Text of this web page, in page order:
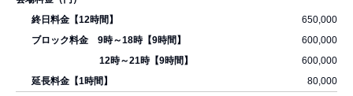
650,000
600,000
600,000
80,000